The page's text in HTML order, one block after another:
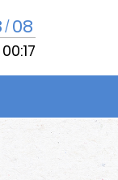
/08
00:17